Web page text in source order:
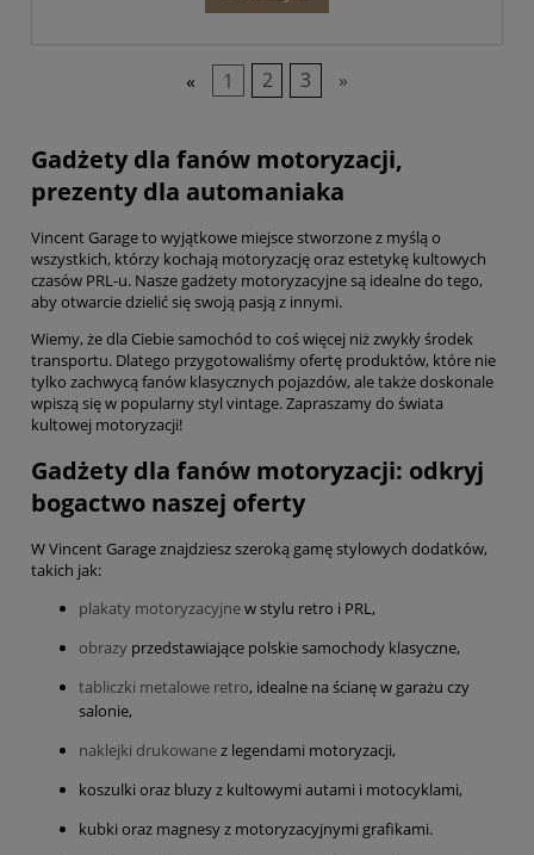
« 1 2 3 »
Gadżety dla fanów motoryzacji,
prezenty dla automaniaka
Vincent Garage to wyjątkowe miejsce stworzone z myślą o
wszystkich, którzy kochają motoryzację oraz estetykę kultowych
czasów PRL-u. Nasze gadżety motoryzacyjne są idealne do tego,
aby otwarcie dzielić się swoją pasją z innymi.
Wiemy, że dla Ciebie samochód to coś więcej niż zwykły środek
transportu. Dlatego przygotowaliśmy ofertę produktów, które nie
tylko zachwycą fanów klasycznych pojazdów, ale także doskonale
wpiszą się w popularny styl vintage. Zapraszamy do świata
kultowej motoryzacji!
Gadżety dla fanów motoryzacji: odkryj
bogactwo naszej oferty
W Vincent Garage znajdziesz szeroką gamę stylowych dodatków,
takich jak:
plakaty motoryzacyjnew stylu retro i PRL,
obrazy przedstawiające polskie samochody klasyczne,
tabliczki metalowe retro, idealne na ścianę w garażu czy
salonie,
naklejki drukowanez legendami motoryzacji,
koszulki oraz bluzy z kultowymi autami i motocyklami,
kubki oraz magnesy z motoryzacyjnymi grafikami.